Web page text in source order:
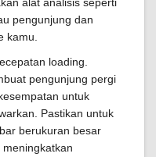
pengunjung dan
kamu.
loading.
pengunjung pergi
untuk
Pastikan untuk
berukuran besar